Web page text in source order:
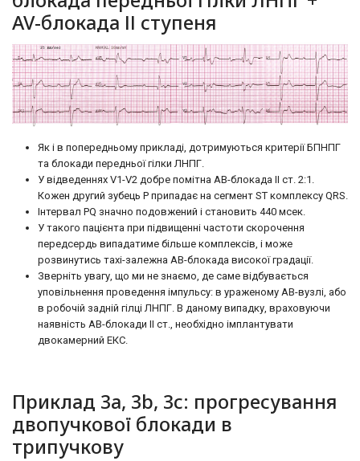
AV-блокада ІІ ступеня
Як і в попередньому прикладі, дотримуються критерії БПНПГ
та блокади передньої гілки ЛНПГ.
У відведеннях V1-V2 добре помітна АВ-блокада II ст. 2:1.
Кожен другий зубець Р припадає на сегмент ST комплексу QRS.
Інтервал PQ значно подовжений і становить 440 мсек.
У такого пацієнта при підвищенні частоти скорочення
передсердь випадатиме більше комплексів, і може
розвинутись тахі-залежна АВ-блокада високої градації.
Зверніть увагу, що ми не знаємо, де саме відбувається
уповільнення проведення імпульсу: в ураженому АВ-вузлі, або
в робочій задній гілці ЛНПГ. В даному випадку, враховуючи
наявність АВ-блокади II ст., необхідно імплантувати
двокамерний ЕКС.
Приклад 3a, 3b, 3c: прогресування
двопучкової блокади в
трипучкову